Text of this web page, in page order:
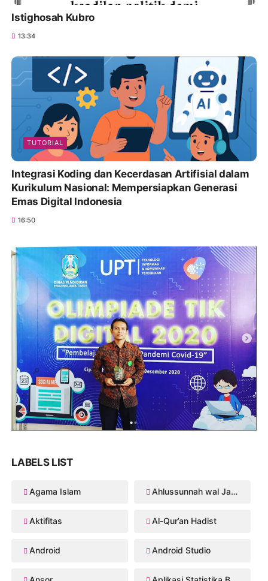
Istighosah Kubro
13:34
TUTORIAL
Integrasi Koding dan Kecerdasan Artifisial dalam
Kurikulum Nasional: Mempersiapkan Generasi
Emas Digital Indonesia
16:50
LABELS LIST
Agama Islam Ahlussunnah wal Jama'ah
Aktifitas Al-Qur’an Hadist
Android Android Studio